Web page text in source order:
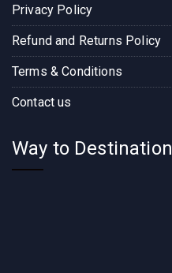
Privacy Policy
Refund and Returns Policy
Terms & Conditions
Contact us
Way to Destination